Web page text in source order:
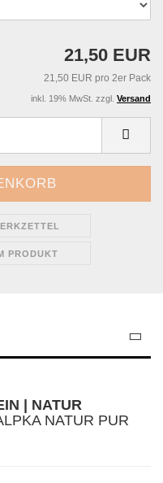
21,50 EUR
21,50 EUR pro 2er Pack
inkl. 19% MwSt. zzgl. Versand
PRODUKT
| NATUR
NATUR PUR